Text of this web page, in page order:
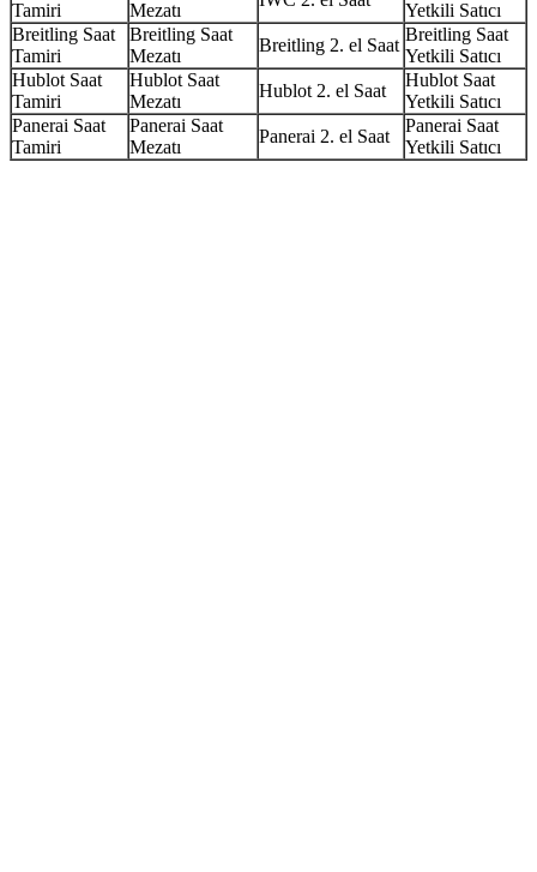
Tamiri Mezatı
Yetkili Satıcı
Breitling Saat
Tamiri
Breitling Saat
Mezatı
Breitling 2. el Saat
Breitling Saat
Yetkili Satıcı
Hublot Saat
Tamiri
Hublot Saat
Mezatı
Hublot 2. el Saat
Hublot Saat
Yetkili Satıcı
Panerai Saat
Tamiri
Panerai Saat
Mezatı
Panerai 2. el Saat
Panerai Saat
Yetkili Satıcı